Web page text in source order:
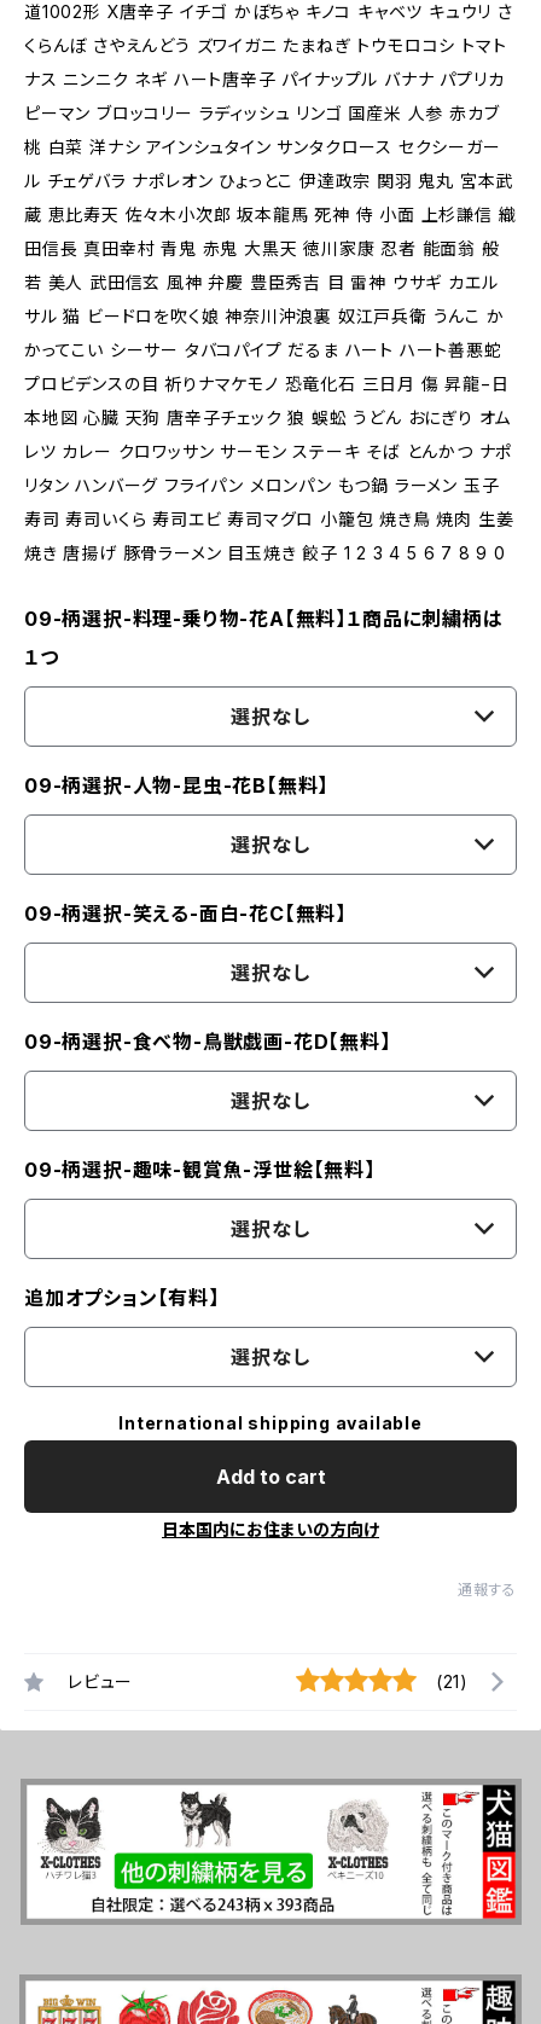
道1002形 X唐辛子 イチゴ かぼちゃ キノコ キャベツ キュウリ さ
くらんぼ さやえんどう ズワイガニ たまねぎ トウモロコシ トマト
ナス ニンニク ネギ ハート唐辛子 パイナップル バナナ パプリカ
ピーマン ブロッコリー ラディッシュ リンゴ 国産米 人参 赤カブ
桃 白菜 洋ナシ アインシュタイン サンタクロース セクシーガー
ル チェゲバラ ナポレオン ひょっとこ 伊達政宗 関羽 鬼丸 宮本武
蔵 恵比寿天 佐々木小次郎 坂本龍馬 死神 侍 小面 上杉謙信 織
田信長 真田幸村 青鬼 赤鬼 大黒天 徳川家康 忍者 能面翁 般
若 美人 武田信玄 風神 弁慶 豊臣秀吉 目 雷神 ウサギ カエル
サル 猫 ビードロを吹く娘 神奈川沖浪裏 奴江戸兵衛 うんこ か
かってこい シーサー タバコパイプ だるま ハート ハート善悪蛇
プロビデンスの目 祈りナマケモノ 恐竜化石 三日月 傷 昇龍−日
本地図 心臓 天狗 唐辛子チェック 狼 蜈蚣 うどん おにぎり オム
レツ カレー クロワッサン サーモン ステーキ そば とんかつ ナポ
リタン ハンバーグ フライパン メロンパン もつ鍋 ラーメン 玉子
寿司 寿司いくら 寿司エビ 寿司マグロ 小籠包 焼き鳥 焼肉 生姜
焼き 唐揚げ 豚骨ラーメン 目玉焼き 餃子 1 2 3 4 5 6 7 8 9 0
09-柄選択-料理-乗り物-花A【無料】１商品に刺繍柄は
１つ
選択なし
09-柄選択-人物-昆虫-花B【無料】
選択なし
09-柄選択-笑える-面白-花C【無料】
選択なし
09-柄選択-食べ物-鳥獣戯画-花D【無料】
選択なし
09-柄選択-趣味-観賞魚-浮世絵【無料】
選択なし
追加オプション【有料】
選択なし
International shipping available
Add to cart
日本国内にお住まいの方向け
通報する
レビュー (21)